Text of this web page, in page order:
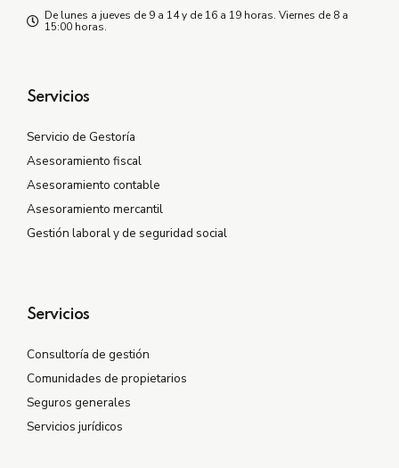
De lunes a jueves de 9 a 14 y de 16 a 19 horas. Viernes de 8 a
15:00 horas.
Servicios
Servicio de Gestoría
Asesoramiento fiscal
Asesoramiento contable
Asesoramiento mercantil
Gestión laboral y de seguridad social
Servicios
Consultoría de gestión
Comunidades de propietarios
Seguros generales
Servicios jurídicos